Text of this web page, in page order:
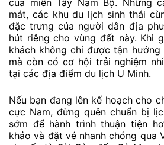
mát, các khu du lịch sinh thái
đặc trưng của người dân địa
hút riêng cho vùng đất này. Khi
khách không chỉ được tận
mà còn có cơ hội trải nghiệm
tại các địa điểm du lịch U Minh.
Nếu bạn đang lên kế hoạch cho
cực Nam, đừng quên chuẩn bị
sớm để hành trình thuận tiện
khảo và đặt vé nhanh chóng qua